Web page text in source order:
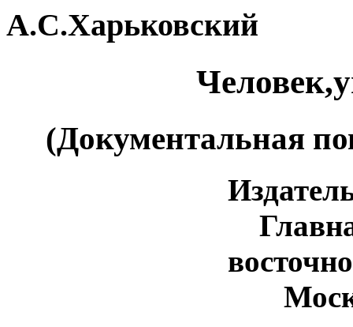
А.С.Харьковский
(Документальная